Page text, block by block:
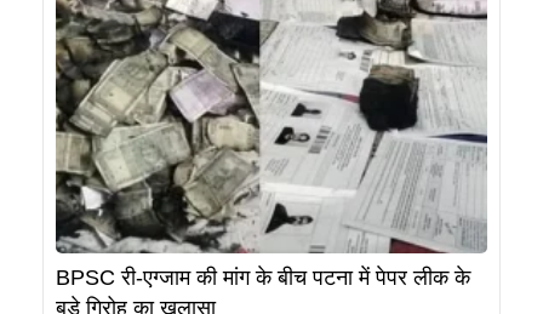
BPSC री-एग्जाम की मांग के बीच पटना में पेपर लीक के
बड़े गिरोह का खुलासा